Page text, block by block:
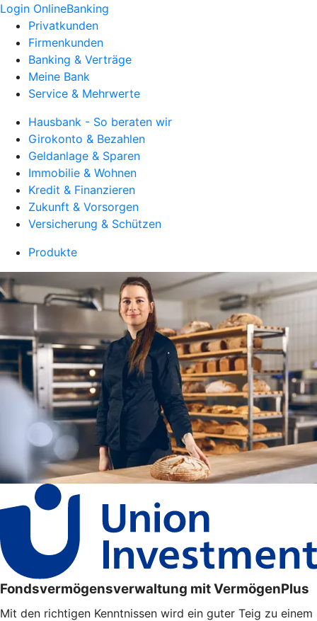
Login OnlineBanking
Privatkunden
Firmenkunden
Banking & Verträge
Meine Bank
Service & Mehrwerte
Hausbank - So beraten wir
Girokonto & Bezahlen
Geldanlage & Sparen
Immobilie & Wohnen
Kredit & Finanzieren
Zukunft & Vorsorgen
Versicherung & Schützen
Produkte
Fondsvermögensverwaltung mit VermögenPlus
Mit den richtigen Kenntnissen wird ein guter Teig zu einem